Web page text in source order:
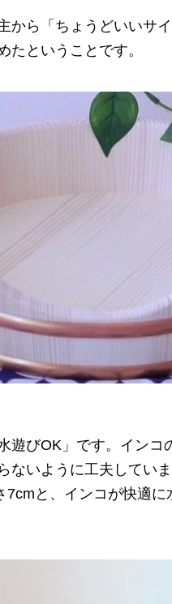
から「ちょうどいいサ
たということです。
びOK」です。インコ
ないように工夫してい
7cmと、インコが快適